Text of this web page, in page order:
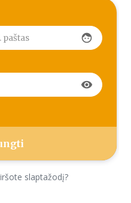
face
visibility
slaptažodį?